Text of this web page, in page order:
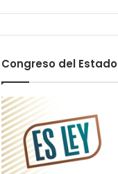
Congreso del Estado